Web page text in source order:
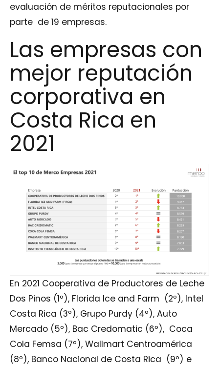
evaluación de méritos reputacionales por
parte de 19 empresas.
Las empresas con
mejor reputación
corporativa en
Costa Rica en
2021
En 2021 Cooperativa de Productores de Leche
Dos Pinos (1º), Florida Ice and Farm (2º), Intel
Costa Rica (3º), Grupo Purdy (4º), Auto
Mercado (5º), Bac Credomatic (6º), Coca
Cola Femsa (7º), Wallmart Centroamérica
(8º), Banco Nacional de Costa Rica (9º) e